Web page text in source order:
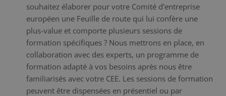
souhaitez élaborer pour votre Comité d'entreprise
européen une Feuille de route qui lui confère une
plus-value et comporte plusieurs sessions de
formation spécifiques ? Nous mettrons en place, en
collaboration avec des experts, un programme de
formation adapté à vos besoins après nous être
familiarisés avec votre CEE. Les sessions de formation
peuvent être dispensées en présentiel ou par